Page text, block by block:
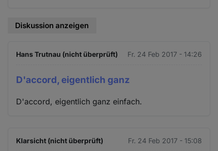
Diskussion anzeigen
Hans Trutnau (nicht überprüft) Fr. 24 Feb 2017 - 14:26
D'accord, eigentlich ganz
D'accord, eigentlich ganz einfach.
Klarsicht (nicht überprüft) Fr. 24 Feb 2017 - 15:08